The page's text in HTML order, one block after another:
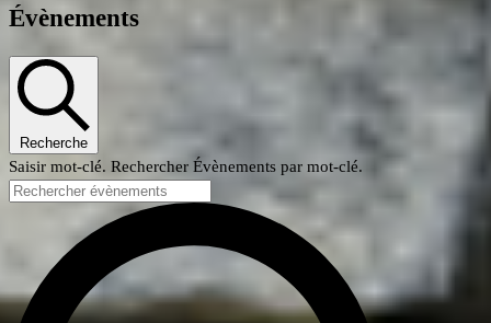
Évènements
Recherche
Saisir mot-clé. Rechercher Évènements par mot-clé.